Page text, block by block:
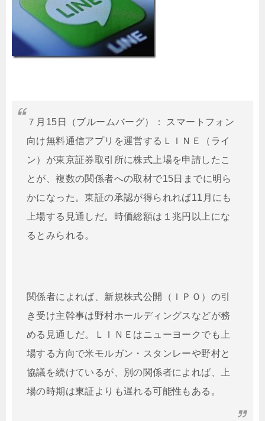
７月15日（ブルームバーグ）： スマートフォン
向け無料通信アプリを運営するＬＩＮＥ（ライ
ン）が東京証券取引所に株式上場を申請したこ
とが、複数の関係者への取材で15日までに明ら
かになった。東証の承認が得られれば11月にも
上場する見通しだ。時価総額は１兆円以上にな
るとみられる。
関係者によれば、新規株式公開（ＩＰＯ）の引
き受け主幹事は野村ホールディングスなどが務
める見通しだ。ＬＩＮＥはニューヨークでも上
場する方向で米モルガン・スタンレーや野村と
協議を続けているが、別の関係者によれば、上
場の時期は東証よりも遅れる可能性もある。